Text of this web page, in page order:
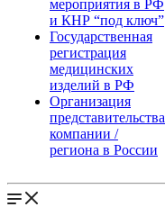
мероприятия в РФ
и КНР “под ключ”
Государственная
регистрация
медицинских
изделий в РФ
Организация
представительства
компании /
региона в России